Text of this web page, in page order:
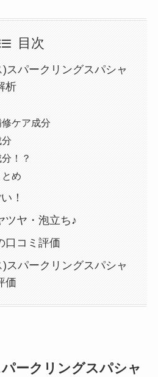
目次
スパークリングスパシャ
析
ケア成分
！？
め
！
ツヤ・泡立ち♪
口コミ評価
スパークリングスパシャ
価
ークリングスパシャ